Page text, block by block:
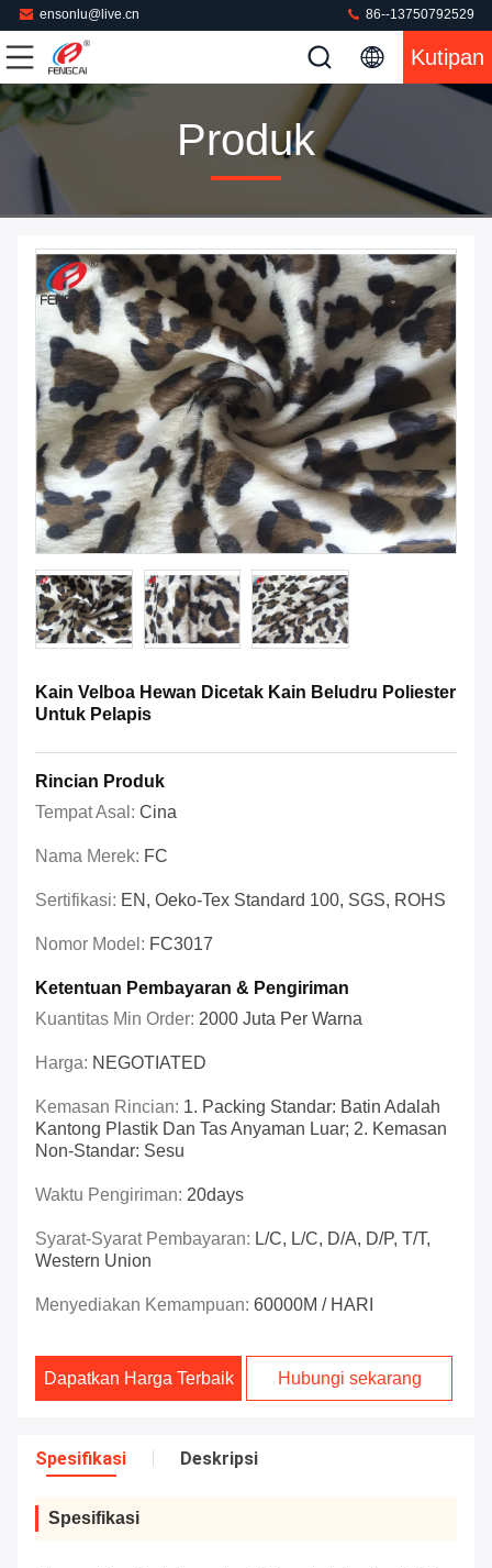
ensonlu@live.cn 86--13750792529
Kutipan
Produk
Kain Velboa Hewan Dicetak Kain Beludru Poliester
Untuk Pelapis
Rincian Produk
Tempat Asal: Cina
Nama Merek: FC
Sertifikasi: EN, Oeko-Tex Standard 100, SGS, ROHS
Nomor Model: FC3017
Ketentuan Pembayaran & Pengiriman
Kuantitas Min Order: 2000 Juta Per Warna
Harga: NEGOTIATED
Kemasan Rincian: 1. Packing Standar: Batin Adalah
Kantong Plastik Dan Tas Anyaman Luar; 2. Kemasan
Non-Standar: Sesu
Waktu Pengiriman: 20days
Syarat-Syarat Pembayaran: L/C, L/C, D/A, D/P, T/T,
Western Union
Menyediakan Kemampuan: 60000M / HARI
Dapatkan Harga Terbaik Hubungi sekarang
Spesifikasi Deskripsi
Spesifikasi